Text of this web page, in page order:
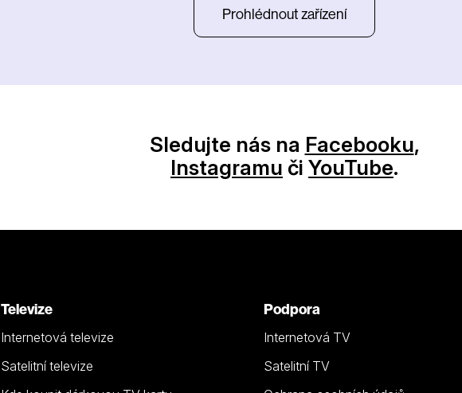
Prohlédnout zařízení
Sledujte nás na Facebooku,
Instagramu či YouTube.
Televize
Internetová televize
Satelitní televize
Podpora
Internetová TV
Satelitní TV